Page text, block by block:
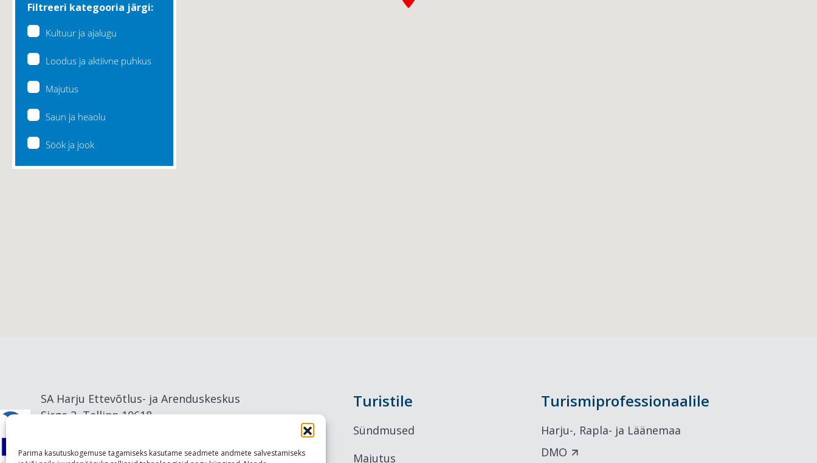
Parima kasutuskogemuse tagamiseks kasutame seadmete andmete salvestamiseks
Lääne-Harju vald
Filtreeri kategooria järgi:
Kultuur ja ajalugu
Loodus ja aktiivne puhkus
Majutus
Saun ja heaolu
Söök ja jook
SA Harju Ettevõtlus- ja Arenduskeskus
Sirge 2, Tallinn 10618
Turistile
Sündmused
Majutus
Turismiprofessionaalile
Harju-, Rapla- ja Läänemaa
DMO